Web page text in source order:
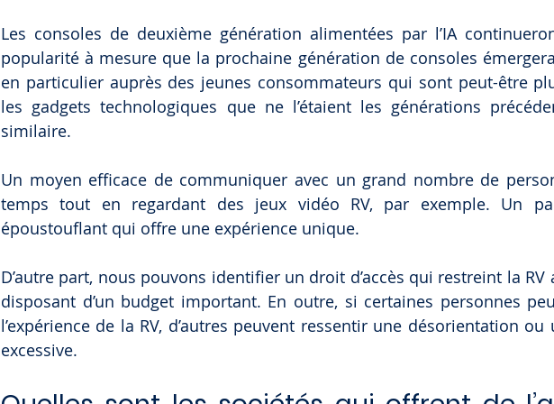
Les consoles de deuxième génération alimentées par l’IA
popularité à mesure que la prochaine génération de consoles
en particulier auprès des jeunes consommateurs qui sont peut-être
les gadgets technologiques que ne l’étaient les générations
similaire.
Un moyen efficace de communiquer avec un grand nombre de
temps tout en regardant des jeux vidéo RV, par exemple. Un
époustouflant qui offre une expérience unique.
D’autre part, nous pouvons identifier un droit d’accès qui restreint la RV
disposant d’un budget important. En outre, si certaines personnes
l’expérience de la RV, d’autres peuvent ressentir une désorientation
excessive.